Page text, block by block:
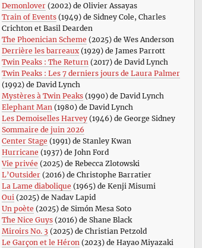
Demonlover(2002) de Olivier Assayas
Train of Events(1949) de Sidney Cole, Charles
Crichton et Basil Dearden
The Phoenician Scheme (2025) de Wes Anderson
Derrière les barreaux(1929) de James Parrott
Twin Peaks : The Return (2017) de David Lynch
Twin Peaks : Les 7 derniers jours de Laura Palmer
(1992) de David Lynch
Mystères à Twin Peaks(1990) de David Lynch
Elephant Man (1980) de David Lynch
Les Demoiselles Harvey(1946) de George Sidney
Sommaire de juin 2026
Center Stage (1991) de Stanley Kwan
Hurricane (1937) de John Ford
Vie privée (2025) de Rebecca Zlotowski
L’Outsider(2016) de Christophe Barratier
La Lame diabolique (1965) de Kenji Misumi
Oui (2025) de Nadav Lapid
Un poète (2025) de Simón Mesa Soto
The Nice Guys(2016) de Shane Black
Miroirs No. 3 (2025) de Christian Petzold
Le Garçon et le Héron (2023) de Hayao Miyazaki